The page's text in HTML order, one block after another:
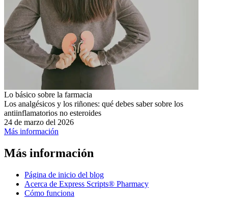
Lo básico sobre la farmacia
Los analgésicos y los riñones: qué debes saber sobre los
antiinflamatorios no esteroides
24 de marzo del 2026
Más información
Más información
Página de inicio del blog
Acerca de Express Scripts® Pharmacy
Cómo funciona